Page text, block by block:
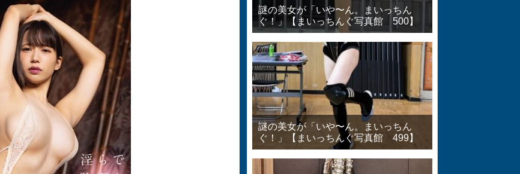
謎の美女が「いや〜ん。まいっちん
ぐ！」【まいっちんぐ写真館 500】
謎の美女が「いや〜ん。まいっちん
ぐ！」【まいっちんぐ写真館 499】